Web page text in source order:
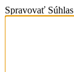
Spravovať Súhlas